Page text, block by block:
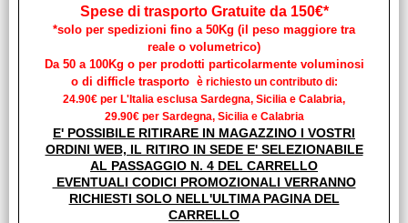
PUERTOS DE PUERTAS SUAVES Y
NEGROS
Spese di trasporto Gratuite da 150€*
*solo per spedizioni fino a 50Kg (il peso maggiore tra
reale o volumetrico)
Da 50 a 100Kg o per prodotti particolarmente voluminosi
o di difficle trasporto è richiesto un contributo di:
24.90€ per L'Italia esclusa Sardegna, Sicilia e Calabria,
29.90€ per Sardegna, Sicilia e Calabria
E' POSSIBILE RITIRARE IN MAGAZZINO I VOSTRI
ORDINI WEB, IL RITIRO IN SEDE E' SELEZIONABILE
AL PASSAGGIO N. 4 DEL CARRELLO
EVENTUALI CODICI PROMOZIONALI VERRANNO
RICHIESTI SOLO NELL'ULTIMA PAGINA DEL
CARRELLO